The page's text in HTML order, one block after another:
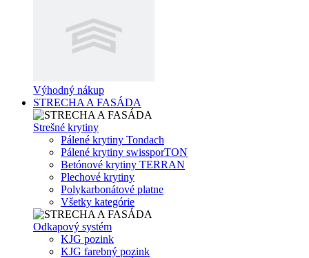
Výhodný nákup
STRECHA A FASÁDA
Strešné krytiny
Pálené krytiny Tondach
Pálené krytiny swissporTON
Betónové krytiny TERRAN
Plechové krytiny
Polykarbonátové platne
Všetky kategórie
Odkapový systém
KJG pozink
KJG farebný pozink